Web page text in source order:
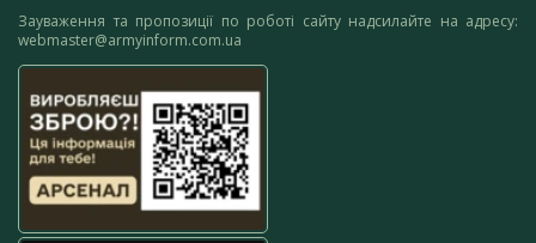
Зауваження та пропозиції по роботі сайту надсилайте на адресу:
webmaster@armyinform.com.ua